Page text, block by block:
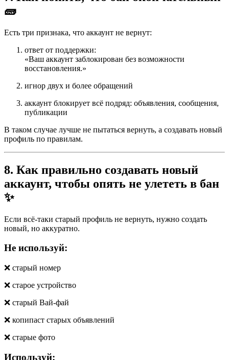
🧱
Есть три признака, что аккаунт не вернут:
ответ от поддержки:
«Ваш аккаунт заблокирован без возможности
восстановления.»
игнор двух и более обращений
аккаунт блокирует всё подряд: объявления, сообщения,
публикации
В таком случае лучше не пытаться вернуть, а создавать новый
профиль по правилам.
8. Как правильно создавать новый
аккаунт, чтобы опять не улететь в бан
✨
Если всё-таки старый профиль не вернуть, нужно создать
новый, но аккуратно.
Не используй:
❌ старый номер
❌ старое устройство
❌ старый Вай-фай
❌ копипаст старых объявлений
❌ старые фото
Используй: